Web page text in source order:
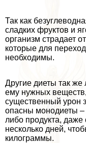
Так как
сладких фруктов и
организм страдает
которые для
необходимы.
Другие диеты так
ему нужных
существенный урон
опасны монодиеты –
либо продукта, даже
несколько дней,
килограммы.